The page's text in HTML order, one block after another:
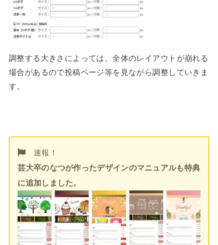
調整する大きさによっては、全体のレイアウトが崩れる
場合があるので投稿ページ等を見ながら調整していきま
す。
速報！
芸大卒のなつが作ったデザインのマニュアルも特典
に追加しました。